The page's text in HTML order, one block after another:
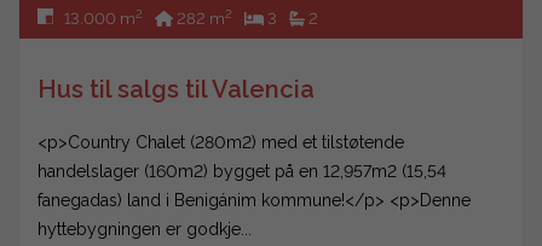
13.000 m2 282 m2 3 2
Hus til salgs til Valencia
<p>Country Chalet (280m2) med et tilstøtende
handelslager (160m2) bygget på en 12,957m2 (15,54
fanegadas) land i Benigánim kommune!</p> <p>Denne
hyttebygningen er godkje...